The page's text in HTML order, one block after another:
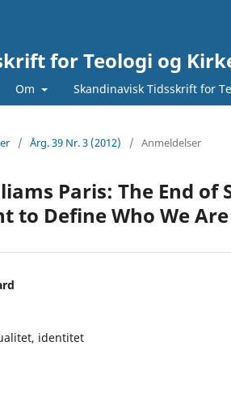
for Teologi og
Om Skandinavisk Tidsskrift for
/ Årg. 39 Nr. 3 (2012) / Anmeldelser
Paris: The End
to Define Who We Are
identitet